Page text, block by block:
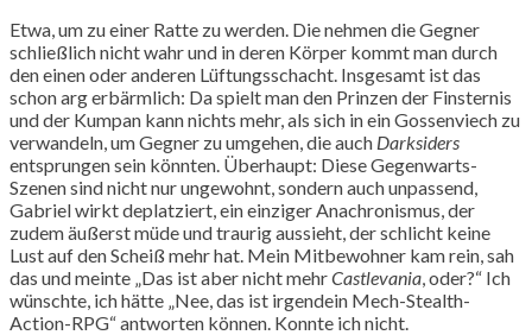
Etwa, um zu einer Ratte zu werden. Die nehmen die Gegner
schließlich nicht wahr und in deren Körper kommt man durch
den einen oder anderen Lüftungsschacht. Insgesamt ist das
schon arg erbärmlich: Da spielt man den Prinzen der Finsternis
und der Kumpan kann nichts mehr, als sich in ein Gossenviech zu
verwandeln, um Gegner zu umgehen, die auch Darksiders
entsprungen sein könnten. Überhaupt: Diese Gegenwarts-
Szenen sind nicht nur ungewohnt, sondern auch unpassend,
Gabriel wirkt deplatziert, ein einziger Anachronismus, der
zudem äußerst müde und traurig aussieht, der schlicht keine
Lust auf den Scheiß mehr hat. Mein Mitbewohner kam rein, sah
das und meinte „Das ist aber nicht mehrCastlevania , oder?“ Ich
wünschte, ich hätte „Nee, das ist irgendein Mech-Stealth-
Action-RPG“ antworten können. Konnte ich nicht.